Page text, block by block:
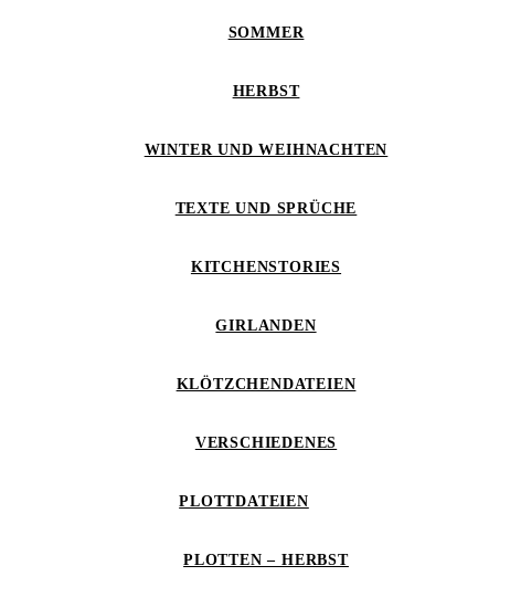
SOMMER
HERBST
WINTER UND WEIHNACHTEN
TEXTE UND SPRÜCHE
KITCHENSTORIES
GIRLANDEN
KLÖTZCHENDATEIEN
VERSCHIEDENES
PLOTTDATEIEN
PLOTTEN – HERBST